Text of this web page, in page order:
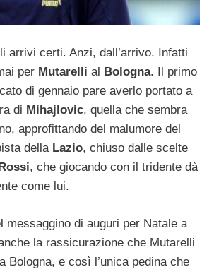
arrivi certi. Anzi, dall’arrivo. Infatti
per Mutarelli al Bologna. Il primo
di gennaio pare averlo portato a
di Mihajlovic, quella che sembra
approfittando del malumore del
della Lazio, chiuso dalle scelte
Rossi, che giocando con il tridente dà
come lui.
messaggino di auguri per Natale a
la rassicurazione che Mutarelli
Bologna, e così l’unica pedina che